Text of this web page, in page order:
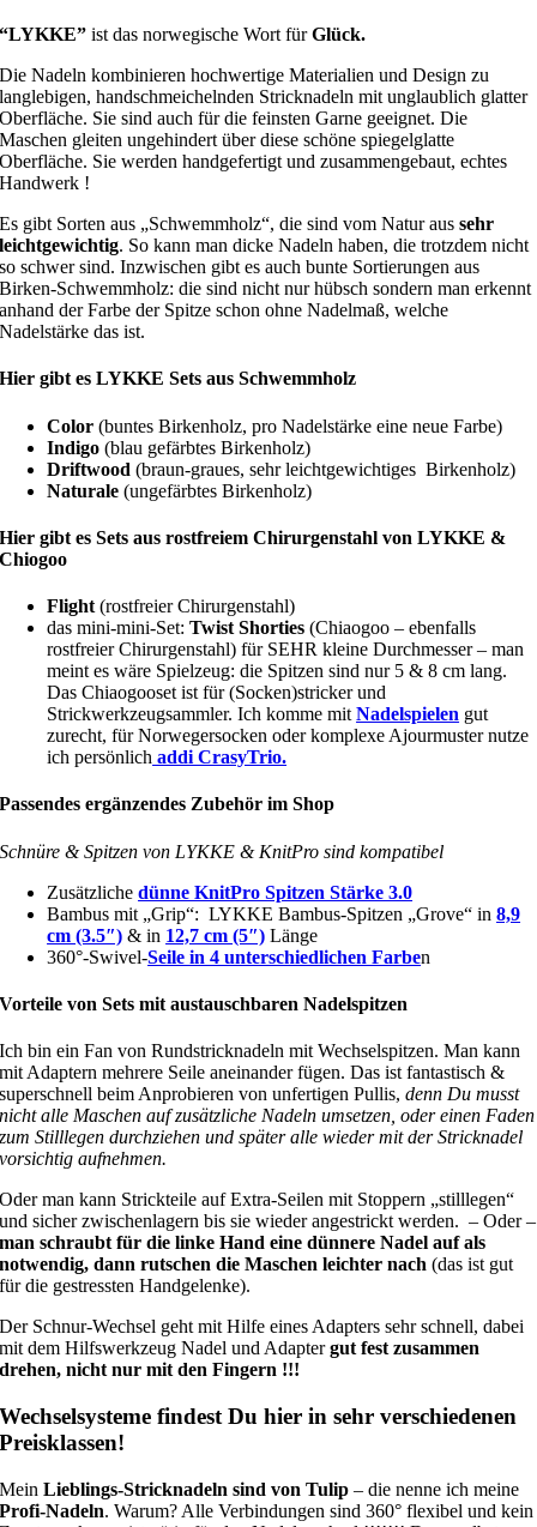
“LYKKE”ist das norwegische Wort fürGlück.
Die Nadeln kombinieren hochwertige Materialien und Design zu
langlebigen, handschmeichelnden Stricknadeln mit unglaublich glatter
Oberfläche. Sie sind auch für die feinsten Garne geeignet. Die
Maschen gleiten ungehindert über diese schöne spiegelglatte
Oberfläche. Sie werden handgefertigt und zusammengebaut, echtes
Handwerk !
Es gibt Sorten aus „Schwemmholz“, die sind vom Natur aussehr
leichtgewichtig. So kann man dicke Nadeln haben, die trotzdem nicht
so schwer sind. Inzwischen gibt es auch bunte Sortierungen aus
Birken-Schwemmholz: die sind nicht nur hübsch sondern man erkennt
anhand der Farbe der Spitze schon ohne Nadelmaß, welche
Nadelstärke das ist.
Hier gibt es LYKKE Sets aus Schwemmholz
Color (buntes Birkenholz, pro Nadelstärke eine neue Farbe)
Indigo (blau gefärbtes Birkenholz)
Driftwood (braun-graues, sehr leichtgewichtiges Birkenholz)
Naturale (ungefärbtes Birkenholz)
Hier gibt es Sets aus rostfreiem Chirurgenstahl von LYKKE &
Chiogoo
Flight (rostfreier Chirurgenstahl)
das mini-mini-Set:Twist Shorties (Chiaogoo – ebenfalls
rostfreier Chirurgenstahl) für SEHR kleine Durchmesser – man
meint es wäre Spielzeug: die Spitzen sind nur 5 & 8 cm lang.
Das Chiaogooset ist für (Socken)stricker und
Strickwerkzeugsammler. Ich komme mitNadelspielen gut
zurecht, für Norwegersocken oder komplexe Ajourmuster nutze
ich persönlich addi CrasyTrio.
Passendes ergänzendes Zubehör im Shop
Schnüre & Spitzen von LYKKE & KnitPro sind kompatibel
Zusätzlichedünne KnitPro Spitzen Stärke 3.0
Bambus mit „Grip“: LYKKE Bambus-Spitzen „Grove“ in8,9
cm (3.5″) & in 12,7 cm (5″) Länge
360°-Swivel-Seile in 4 unterschiedlichen Farben
Vorteile von Sets mit austauschbaren Nadelspitzen
Ich bin ein Fan von Rundstricknadeln mit Wechselspitzen. Man kann
mit Adaptern mehrere Seile aneinander fügen. Das ist fantastisch &
superschnell beim Anprobieren von unfertigen Pullis,denn Du musst
nicht alle Maschen auf zusätzliche Nadeln umsetzen, oder einen Faden
zum Stilllegen durchziehen und später alle wieder mit der Stricknadel
vorsichtig aufnehmen.
Oder man kann Strickteile auf Extra-Seilen mit Stoppern „stilllegen“
und sicher zwischenlagern bis sie wieder angestrickt werden. – Oder –
man schraubt für die linke Hand eine dünnere Nadel auf als
notwendig, dann rutschen die Maschen leichter nach (das ist gut
für die gestressten Handgelenke).
Der Schnur-Wechsel geht mit Hilfe eines Adapters sehr schnell, dabei
mit dem Hilfswerkzeug Nadel und Adaptergut fest zusammen
drehen, nicht nur mit den Fingern !!!
Wechselsysteme findest Du hier in sehr verschiedenen
Preisklassen!
MeinLieblings-Stricknadeln sind von Tulip – die nenne ich meine
Profi-Nadeln. Warum? Alle Verbindungen sind 360° flexibel und kein